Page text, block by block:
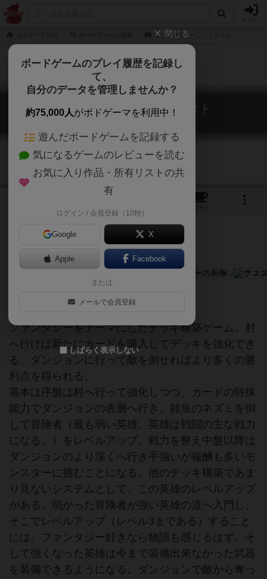
サンダーストーン・クエスト
サンダーストーン・クエスト
Thunderstone Quest
カフェ
ファンタジーをテーマにしたデッキ構築ゲーム。村
へ行けば新たにカードを購入してデッキを強化でき
る。ダンジョンに行って敵を倒せればより多くの勝
利点を得られる。
基本は序盤は村へ行って強化しつつ、カードの特殊
能力でダンジョンの表層へ行き、雑魚のネズミを倒
して冒険者（最も弱い英雄。英雄は戦闘の主な戦力
になる。）をレベルアップ。戦力を整え中盤以降は
ダンジョンのより深くへ行き手強いが報酬も多いモ
ンスターに挑むことになる。他のデッキ構築であま
り見ないシステムとして、この英雄のレベルアップ
がある。弱かった冒険者が強い英雄の道へ入門し、
そこでレベルアップ（レベル3まである）すること
には、ファンタジー好きなら物語も感じるはず。そ
して強くなった英雄は今まで装備出来なかった武器
を装備できるようになる。ダンジョンで敵から奪っ
閉じる
ボードゲームのプレイ履歴を記録し
て、
自分のデータを管理しませんか？
約75,000人がボドゲーマを利用中！
遊んだボードゲームを記録する
気になるゲームのレビューを読む
お気に入り作品・所有リストの共
有
ログイン / 会員登録（10秒）
Google X
Apple Facebook
または
メールで会員登録
しばらく表示しない